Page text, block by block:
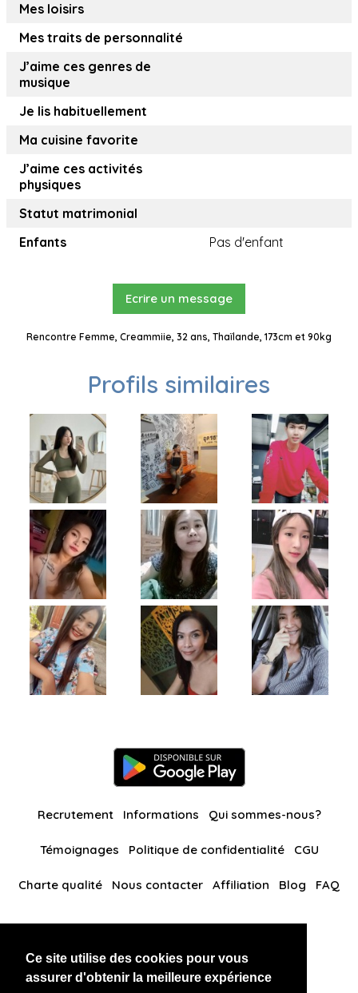
Ce site utilise des cookies pour vous
assurer d'obtenir la meilleure expérience
Mes loisirs
Mes traits de personnalité
J’aime ces genres de
musique
Je lis habituellement
Ma cuisine favorite
J’aime ces activités
physiques
Statut matrimonial
Enfants
Pas d'enfant
Ecrire un message
Rencontre Femme, Creammiie, 32 ans, Thaïlande, 173cm et 90kg
Profils similaires
Recrutement Informations Qui sommes-nous?
Témoignages Politique de confidentialité CGU
Charte qualité Nous contacter Affiliation Blog FAQ
BlackAndBeauties RussianKisses